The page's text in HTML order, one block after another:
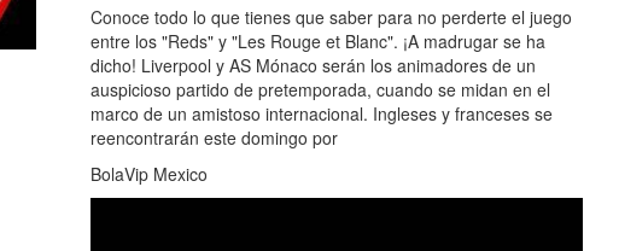
Conoce todo lo que tienes que saber para no perderte el juego
entre los "Reds" y "Les Rouge et Blanc". ¡A madrugar se ha
dicho! Liverpool y AS Mónaco serán los animadores de un
auspicioso partido de pretemporada, cuando se midan en el
marco de un amistoso internacional. Ingleses y franceses se
reencontrarán este domingo por
BolaVip Mexico